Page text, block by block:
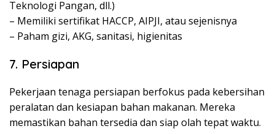
Teknologi Pangan, dll.)
– Memiliki sertifikat HACCP, AIPJI, atau sejenisnya
– Paham gizi, AKG, sanitasi, higienitas
7. Persiapan
Pekerjaan tenaga persiapan berfokus pada kebersihan
peralatan dan kesiapan bahan makanan. Mereka
memastikan bahan tersedia dan siap olah tepat waktu.